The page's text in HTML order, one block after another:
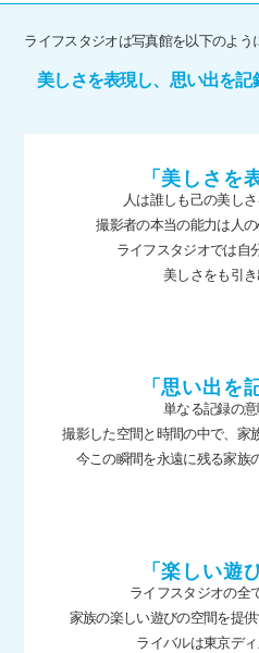
ライフスタジオは写真館を以下のよう
美しさを表現し、思い出を
「美しさを
人は誰しも己の美しさ
撮影者の本当の能力は人の
ライフスタジオでは自
美しさをも引き
「思い出を
単なる記録の意
撮影した空間と時間の中で、家
今この瞬間を永遠に残る家族
「楽しい遊
ライフスタジオの全
家族の楽しい遊びの空間を提供
ライバルは東京ディ